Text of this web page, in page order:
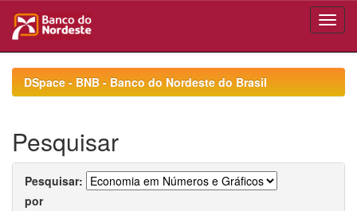
navigationDSpace - BNB - Banco do Nordeste do Brasil
Pesquisar
Pesquisar:
por